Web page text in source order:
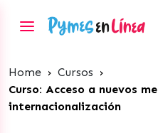
Home › Cursos ›
Curso: Acceso a nuevos
internacionalización